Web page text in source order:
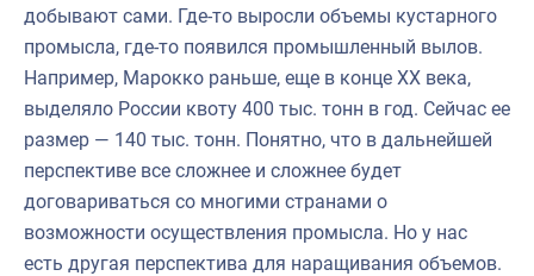
добывают сами. Где-то выросли объемы кустарного
промысла, где-то появился промышленный вылов.
Например, Марокко раньше, еще в конце ХХ века,
выделяло России квоту 400 тыс. тонн в год. Сейчас ее
размер — 140 тыс. тонн. Понятно, что в дальнейшей
перспективе все сложнее и сложнее будет
договариваться со многими странами о
возможности осуществления промысла. Но у нас
есть другая перспектива для наращивания объемов.